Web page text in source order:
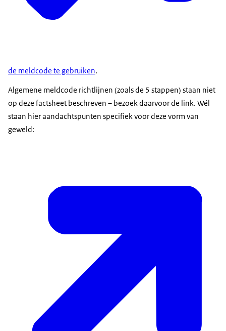
de meldcode te gebruiken.
Algemene meldcode richtlijnen (zoals de 5 stappen) staan niet
op deze factsheet beschreven – bezoek daarvoor de link. Wél
staan hier aandachtspunten specifiek voor deze vorm van
geweld: